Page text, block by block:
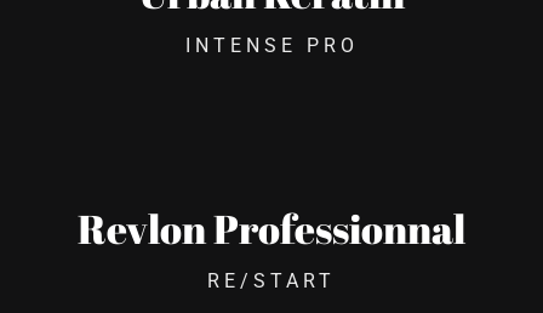
INTENSE PRO
Revlon Professionnal
RE/START